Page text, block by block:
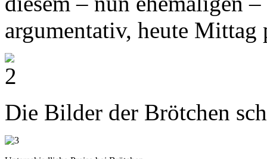
argumentativ, heute Mittag
Die Bilder der Brötchen